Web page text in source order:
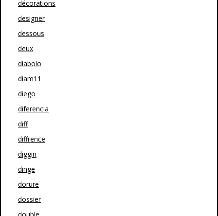
décorations
designer
dessous
deux
diabolo
diam11
diego
diferencia
diff
diffrence
diggin
dinge
dorure
dossier